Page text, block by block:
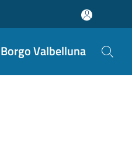
Valbelluna